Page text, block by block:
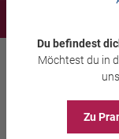
Aura-Soma®
Du befindest
Möchtest du in
Zu